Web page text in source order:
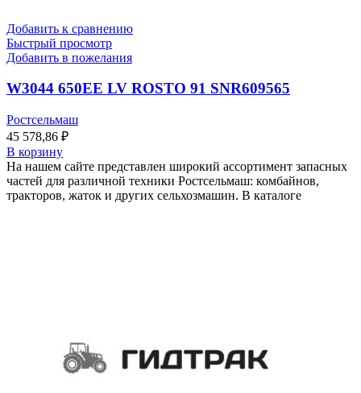
Добавить к сравнению
Быстрый просмотр
Добавить в пожелания
W3044 650EE LV ROSTO 91 SNR609565
Ростсельмаш
45 578,86 ₽
В корзину
На нашем сайте представлен широкий ассортимент запасных
частей для различной техники Ростсельмаш: комбайнов,
тракторов, жаток и других сельхозмашин. В каталоге